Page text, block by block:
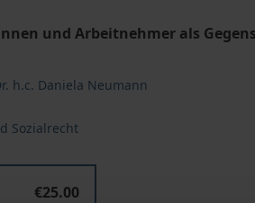
und Arbeitnehmer als
h.c. Daniela Neumann
Sozialrecht
€25.00